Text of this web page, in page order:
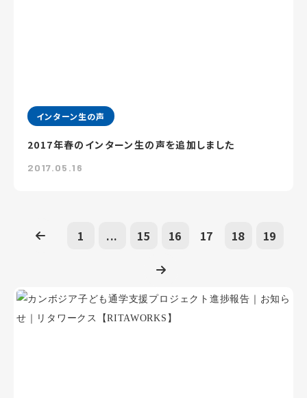
インターン生の声
2017年春のインターン生の声を追加しました
2017.05.16
1 ... 15 16 17 18 19